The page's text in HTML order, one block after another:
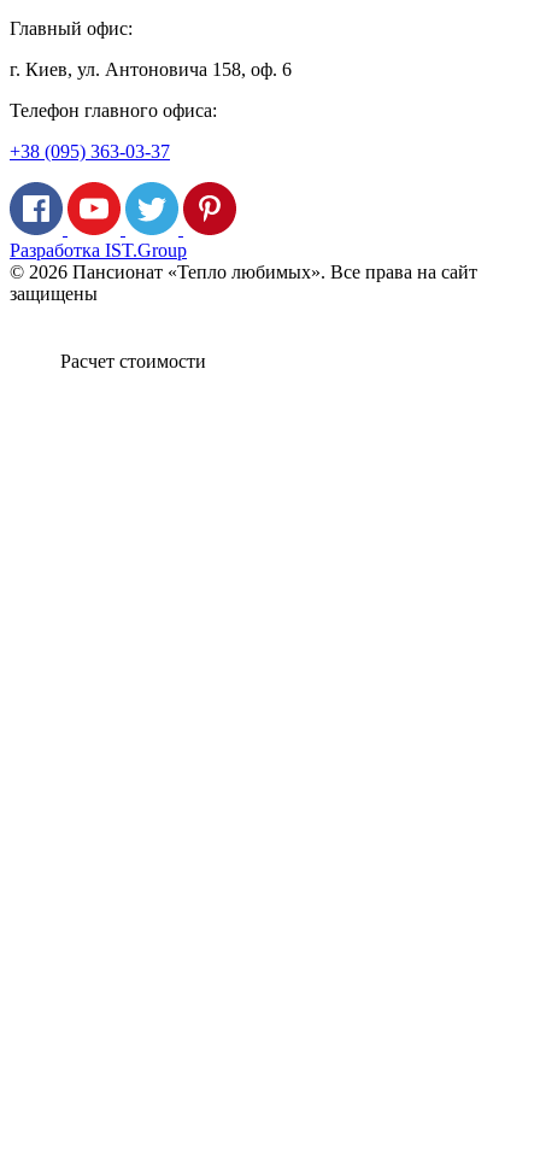
Главный офис:
г. Киев, ул. Антоновича 158, оф. 6
Телефон главного офиса:
+38 (095) 363-03-37
Разработка IST.Group
© 2026 Пансионат «Тепло любимых». Все права на сайт
защищены
Расчет стоимости